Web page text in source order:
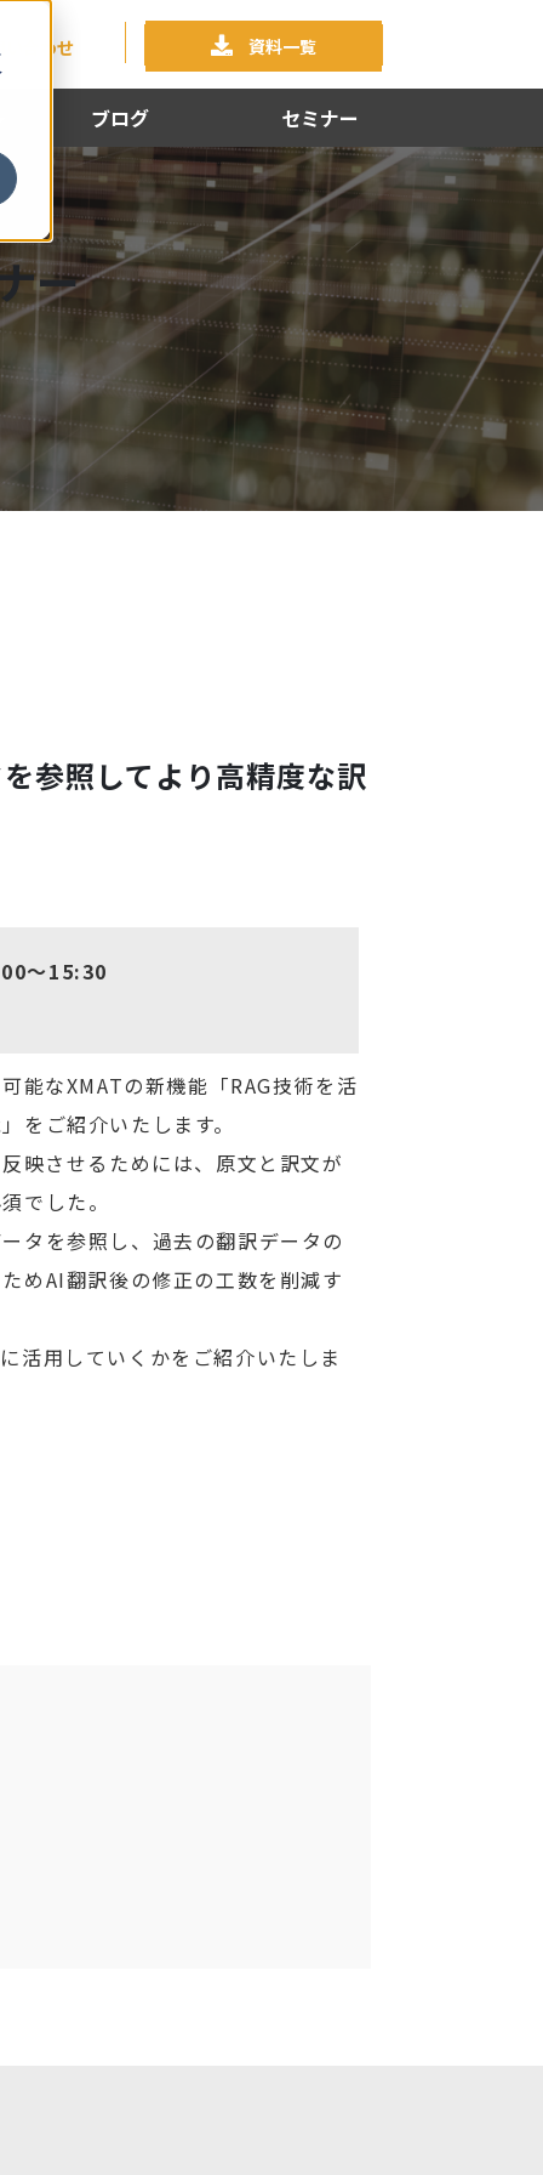
い合わせ 資料一覧
ブログ セミナー
ー
参照してより高精度な訳
〜15:30
能なXMATの新機能 「RAG技術を活
をご紹介いたします。
映させるためには、原文と訳文が
でした。
タを参照し、過去の翻訳データの
めAI翻訳後の修正の工数を削減す
活用していくかをご紹介いたしま